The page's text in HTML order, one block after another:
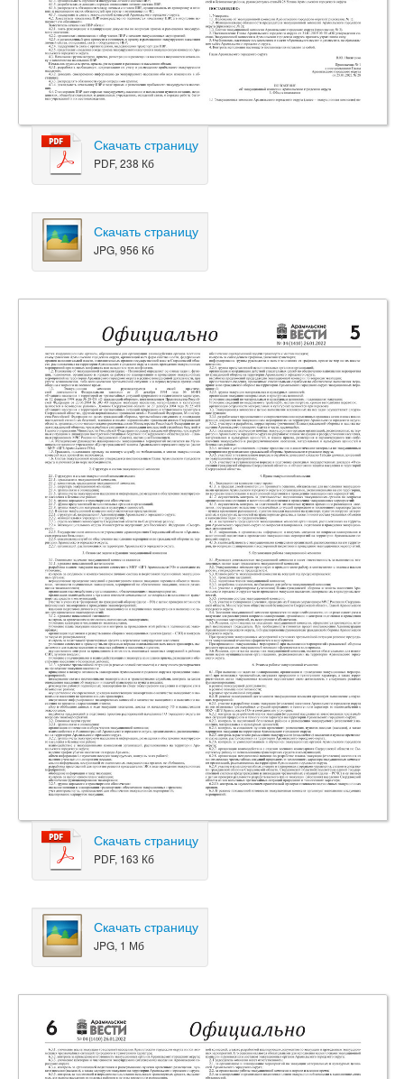
Скачать страницу
PDF, 238 Кб
Скачать страницу
JPG, 956 Кб
Скачать страницу
PDF, 163 Кб
Скачать страницу
JPG, 1 Мб